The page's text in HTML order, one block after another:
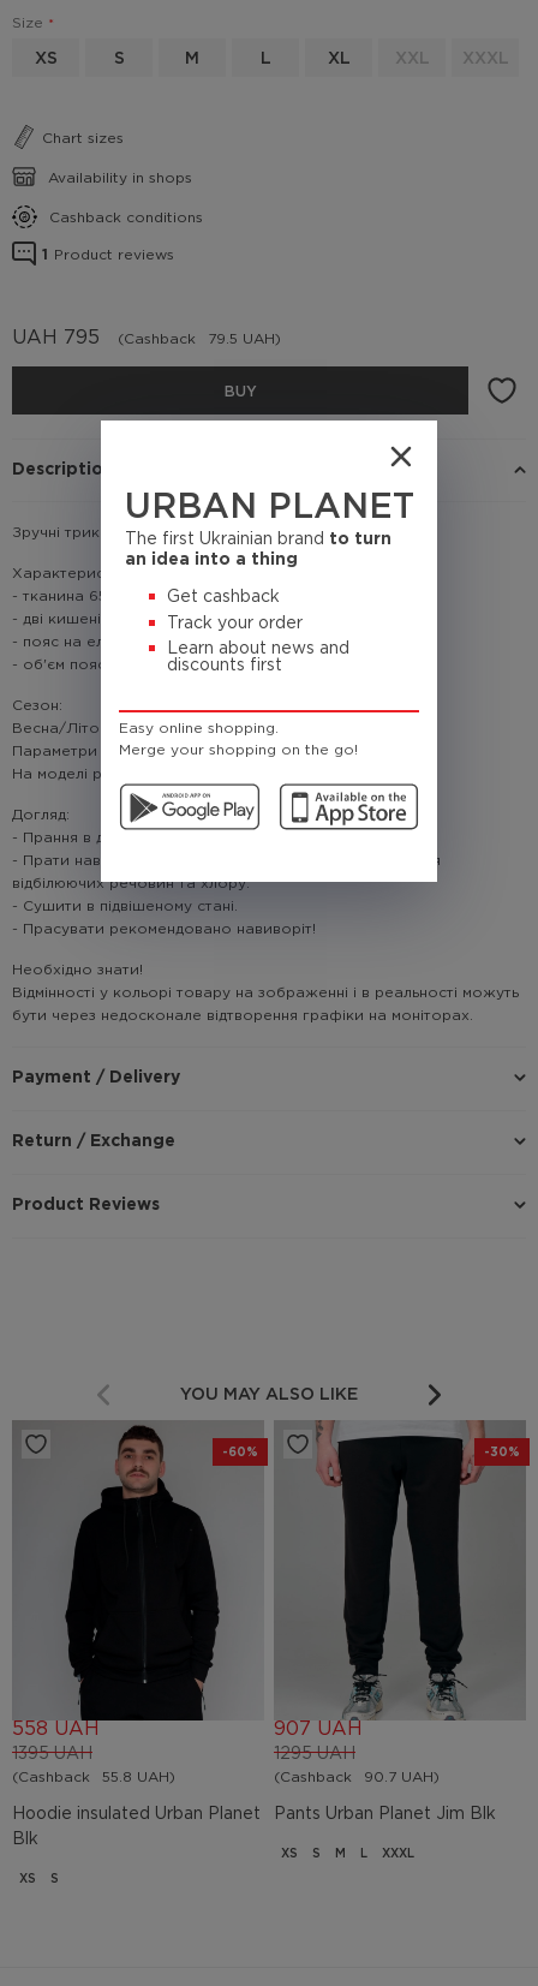
URBAN PLANET
The first Ukrainian brand to turn
an idea into a thing
Get cashback
Track your order
Learn about news and
discounts first
Easy online shopping.
Merge your shopping on the go!
Size
XS S M L XL XXL XXXL
Chart sizes
Availability in shops
Cashback conditions
1 Product reviews
UAH 795 (Cashback 79.5 UAH)
BUY
Description
Зручні трикотажні шорти – найкращий вибір на літо.
Характеристики:
- тканина 65% бавовна, 35% поліестер
- дві кишені
- пояс на еластичній резинці
- об'єм поясу регулюєтся шнурівкою
Сезон:
Весна/Літо
Параметри моделі: зріст: 185 см; вага 83 кг.
На моделі розмір: L
Догляд:
- Прання в делікатному режимі не більше 30°C
- Прати навиворіт, порошком або гелем без додавання
відбілюючих речовин та хлору.
- Сушити в підвішеному стані.
- Прасувати рекомендовано навиворіт!
Необхідно знати!
Відмінності у кольорі товару на зображенні і в реальності можуть
бути через недосконале відтворення графіки на моніторах.
Payment / Delivery
Return / Exchange
Product Reviews
YOU MAY ALSO LIKE
-60%
Hoodie insulated Urban Planet
Blk
1395 UAH
558 UAH
(Cashback 55.8 UAH)
XS S
-30%
Pants Urban Planet Jim Blk
1295 UAH
907 UAH
(Cashback 90.7 UAH)
XS S M L XXXL